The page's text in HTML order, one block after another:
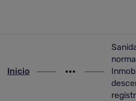
ir-a inicio
Inicio
Mostrar
ir-a